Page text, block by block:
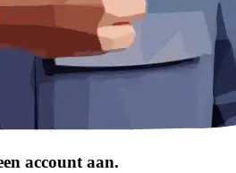
account aan.